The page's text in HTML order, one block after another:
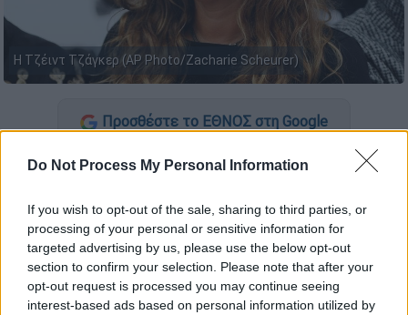
Do Not Process My Personal Information
If you wish to opt-out of the sale, sharing to third parties, or
processing of your personal or sensitive information for
targeted advertising by us, please use the below opt-out
section to confirm your selection. Please note that after your
opt-out request is processed you may continue seeing
interest-based ads based on personal information utilized by
Η Τζέιντ Τζάγκερ (AP Photo/Zacharie Scheurer)
Προσθέστε το ΕΘΝΟΣ στη Google
ΗΤζέιντ Τζάγκερ , η κόρη τουτραγουδιστή
στην Ίμπιζαεπειδή επιτέθηκε σε
αστυνομικούς, ανέφερε σήμερα μια
αστυνομική πηγή, χωρίς να δώσει άλλες
διευκρινίσεις.